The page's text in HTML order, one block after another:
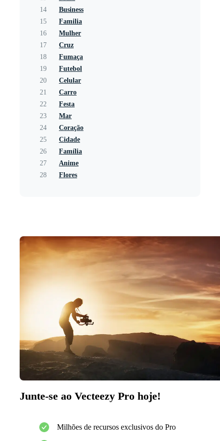
14
Business
15
Familia
16
Mulher
17
Cruz
18
Fumaça
19
Futebol
20
Celular
21
Carro
22
Festa
23
Mar
24
Coração
25
Cidade
26
Família
27
Anime
28
Flores
Junte-se ao Vecteezy Pro hoje!
Milhões de recursos exclusivos do Pro